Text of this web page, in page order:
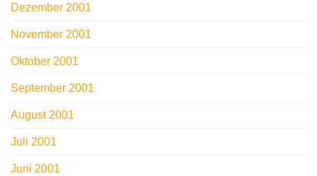
Dezember 2001
November 2001
Oktober 2001
September 2001
August 2001
Juli 2001
Juni 2001